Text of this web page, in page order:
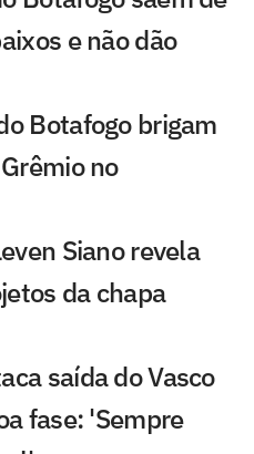
e não dão
Botafogo brigam
no
Siano revela
da chapa
saída do Vasco
fase: 'Sempre